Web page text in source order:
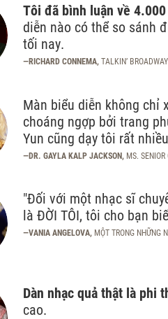
Tôi đã bình luận về
diễn nào có thể so sánh
tối nay.
—RICHARD CONNEMA, TALKIN’ BROADWAY
Màn biểu diễn không chỉ
choáng ngợp bởi trang
Yun cũng dạy tôi rất
—DR. GAYLA KALP JACKSON, MS.
"Đối với một nhạc sĩ
là ĐỜI TÔI, tôi cho bạn
—VANIA ANGELOVA, MỘT TRONG NHỮNG
Dàn nhạc quả thật là phi
cao.